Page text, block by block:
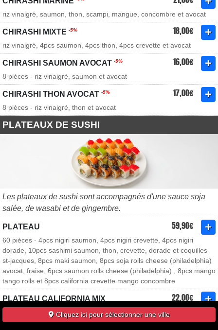
riz vinaigré, saumon, thon, scampi, mangue, concombre et avocat
CHIRASHI MIXTE -5% 18,00€
riz vinaigré, 4pcs saumon, 4pcs thon, 4pcs crevette et avocat
CHIRASHI SAUMON AVOCAT -5% 16,00€
8 pièces - riz vinaigré, saumon et avocat
CHIRASHI THON AVOCAT -5% 17,00€
8 pièces - riz vinaigré, thon et avocat
PLATEAUX DE SUSHI
Les plateaux de sushi sont accompagnés d'une sauce soja
salée, de wasabi et de gingembre.
PLATEAU 59,90€
60 pièces - 4pcs nigiri saumon, 4pcs nigiri crevette, 4pcs nigiri
dorade, 10pcs sashimi saumon, thon, crevette, dorade et coquilles
st-jacques, 8pcs maki saumon, 8pcs soja rolls cheese (philadelphia)
avocat, fraise, 6pcs saumon rolls cheese (philadelphia) , 8pcs mango
tango rolls et 8pcs california crevette mango concombre
PLATEAU CALIFORNIA MIX 22,00€
32 pièces - 8pcs thon avocat, 8pcs thon cuit pomme, 8pcs poulet
mangue masago et 8pcs saumon concombre cheese (philadelphia)
Cliquez ici pour sélectionner une ville